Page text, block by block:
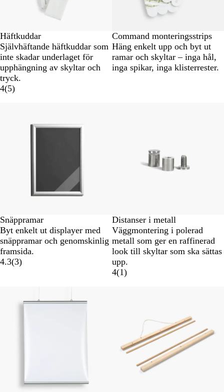
Häftkuddar
Självhäftande häftkuddar som
inte skadar underlaget för
upphängning av skyltar och
tryck.
4(5)
Command monteringsstrips
Häng enkelt upp och byt ut
ramar och skyltar – inga hål,
inga spikar, inga klisterrester.
Snäppramar
Byt enkelt ut displayer med
snäppramar och genomskinlig
framsida.
4.3(3)
Distanser i metall
Väggmontering i polerad
metall som ger en raffinerad
look till skyltar som ska sättas
upp.
4(1)